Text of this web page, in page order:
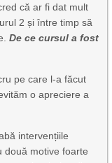
că ar fi dat mult
2 și între timp să
De ce cursul a fost
pe care l-a făcut
o apreciere a
intervențiile
două motive foarte